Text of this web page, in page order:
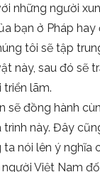
những người
bạn ở Pháp hay
tôi sẽ tập
này, sau đó sẽ
triển lãm.
sẽ đồng hành
này. Đây
ta nói lên ý nghĩa
Việt Nam